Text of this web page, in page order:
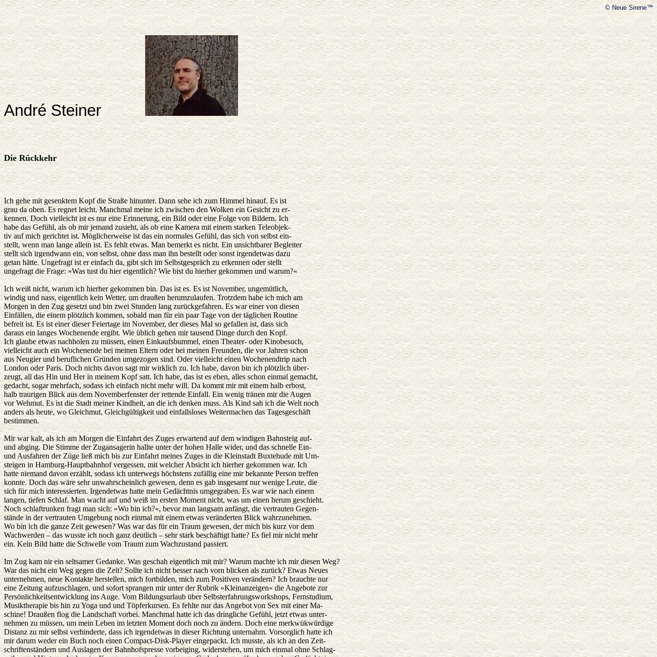
© Neue Sirene™
André Steiner
Die Rückkehr
Ich gehe mit gesenktem Kopf die Straße hinunter. Dann sehe ich zum Himmel hinauf. Es ist
grau da oben. Es regnet leicht. Manchmal meine ich zwischen den Wolken ein Gesicht zu er-
kennen. Doch vielleicht ist es nur eine Erinnerung, ein Bild oder eine Folge von Bildern. Ich
habe das Gefühl, als ob mir jemand zusieht, als ob eine Kamera mit einem starken Teleobjek-
tiv auf mich gerichtet ist. Möglicherweise ist das ein normales Gefühl, das sich von selbst ein-
stellt, wenn man lange allein ist. Es fehlt etwas. Man bemerkt es nicht. Ein unsichtbarer Begleiter
stellt sich irgendwann ein, von selbst, ohne dass man ihn bestellt oder sonst irgendetwas dazu
getan hätte. Ungefragt ist er einfach da, gibt sich im Selbstgespräch zu erkennen oder stellt
ungefragt die Frage: »Was tust du hier eigentlich? Wie bist du hierher gekommen und warum?«
Ich weiß nicht, warum ich hierher gekommen bin. Das ist es. Es ist November, ungemütlich,
windig und nass, eigentlich kein Wetter, um draußen herumzulaufen. Trotzdem habe ich mich am
Morgen in den Zug gesetzt und bin zwei Stunden lang zurückgefahren. Es war einer von diesen
Einfällen, die einem plötzlich kommen, sobald man für ein paar Tage von der täglichen Routine
befreit ist. Es ist einer dieser Feiertage im November, der dieses Mal so gefallen ist, dass sich
daraus ein langes Wochenende ergibt. Wie üblich gehen mir tausend Dinge durch den Kopf.
Ich glaube etwas nachholen zu müssen, einen Einkaufsbummel, einen Theater- oder Kinobesuch,
vielleicht auch ein Wochenende bei meinen Eltern oder bei meinen Freunden, die vor Jahren schon
aus Neugier und beruflichen Gründen umgezogen sind. Oder vielleicht einen Wochenendtrip nach
London oder Paris. Doch nichts davon sagt mir wirklich zu. Ich habe, davon bin ich plötzlich über-
zeugt, all das Hin und Her in meinem Kopf satt. Ich habe, das ist es eben, alles schon einmal gemacht,
gedacht, sogar mehrfach, sodass ich einfach nicht mehr will. Da kommt mir mit einem halb erbost,
halb traurigen Blick aus dem Novemberfenster der rettende Einfall. Ein wenig tränen mir die Augen
vor Wehmut. Es ist die Stadt meiner Kindheit, an die ich denken muss. Als Kind sah ich die Welt noch
anders als heute, wo Gleichmut, Gleichgültigkeit und einfallsloses Weitermachen das Tagesgeschäft
bestimmen.
Mir war kalt, als ich am Morgen die Einfahrt des Zuges erwartend auf dem windigen Bahnsteig auf-
und abging. Die Stimme der Zugansagerin hallte unter der hohen Halle wider, und das schnelle Ein-
und Ausfahren der Züge ließ mich bis zur Einfahrt meines Zuges in die Kleinstadt Buxtehude mit Um-
steigen in Hamburg-Hauptbahnhof vergessen, mit welcher Absicht ich hierher gekommen war. Ich
hatte niemand davon erzählt, sodass ich unterwegs höchstens zufällig eine mir bekannte Person treffen
konnte. Doch das wäre sehr unwahrscheinlich gewesen, denn es gab insgesamt nur wenige Leute, die
sich für mich interessierten. Irgendetwas hatte mein Gedächtnis umgegraben. Es war wie nach einem
langen, tiefen Schlaf. Man wacht auf und weiß im ersten Moment nicht, was um einen herum geschieht.
Noch schlaftrunken fragt man sich: »Wo bin ich?«, bevor man langsam anfängt, die vertrauten Gegen-
stände in der vertrauten Umgebung noch einmal mit einem etwas veränderten Blick wahrzunehmen.
Wo bin ich die ganze Zeit gewesen? Was war das für ein Traum gewesen, der mich bis kurz vor dem
Wachwerden – das wusste ich noch ganz deutlich – sehr stark beschäftigt hatte? Es fiel mir nicht mehr
ein. Kein Bild hatte die Schwelle vom Traum zum Wachzustand passiert.
Im Zug kam nir ein seltsamer Gedanke. Was geschah eigentlich mit mir? Warum machte ich mir diesen Weg?
War das nicht ein Weg gegen die Zeit? Sollte ich nicht besser nach vorn blicken als zurück? Etwas Neues
unternehmen, neue Kontakte herstellen, mich fortbilden, mich zum Positiven verändern? Ich brauchte nur
eine Zeitung aufzuschlagen, und sofort sprangen mir unter der Rubrik »Kleinanzeigen« die Angebote zur
Persönlichkeitsentwicklung ins Auge. Vom Bildungsurlaub über Selbsterfahrungsworkshops, Fernstudium,
Musiktherapie bis hin zu Yoga und und Töpferkursen. Es fehlte nur das Angebot von Sex mit einer Ma-
schine! Draußen flog die Landschaft vorbei. Manchmal hatte ich das dringliche Gefühl, jetzt etwas unter-
nehmen zu müssen, um mein Leben im letzten Moment doch noch zu ändern. Doch eine merkwükwürdige
Distanz zu mir selbst verhinderte, dass ich irgendetwas in dieser Richtung unternahm. Vorsorglich hatte ich
mir darum weder ein Buch noch einen Compact-Disk-Player eingepackt. Ich musste, als ich an den Zeit-
schriftenständern und Auslagen der Bahnhofspresse vorbeiging, widerstehen, um mich einmal ohne Schlag-